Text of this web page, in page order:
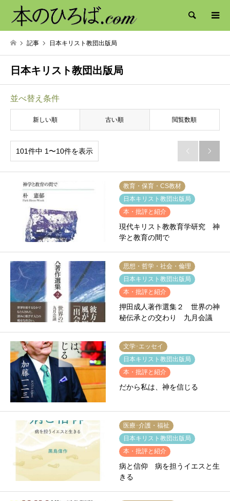
検索
記事 日本キリスト教団出版局
日本キリスト教団出版局
並べ替え条件
新しい順 古い順 閲覧数順
101件中 1〜10件を表示  
教育・保育・CS教材
日本キリスト教団出版局
本・批評と紹介
現代キリスト教教育学研究 神
学と教育の間で
思想・哲学・社会・倫理
日本キリスト教団出版局
本・批評と紹介
押田成人著作選集２ 世界の神
秘伝承との交わり 九月会議
文学･エッセイ
日本キリスト教団出版局
本・批評と紹介
だから私は、神を信じる
医療･介護・福祉
日本キリスト教団出版局
本・批評と紹介
病と信仰 病を担うイエスと生
きる